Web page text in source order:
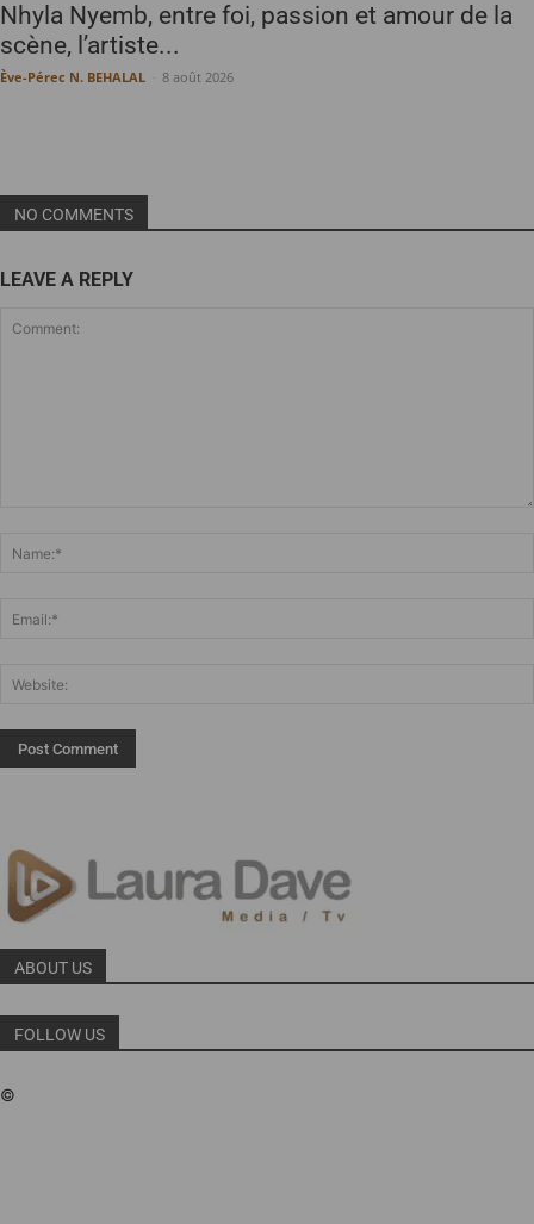
Nhyla Nyemb, entre foi, passion et amour de la
scène, l’artiste...
Ève-Pérec N. BEHALAL 8 août 2026
NO COMMENTS
LEAVE A REPLY
ABOUT US
FOLLOW US
©